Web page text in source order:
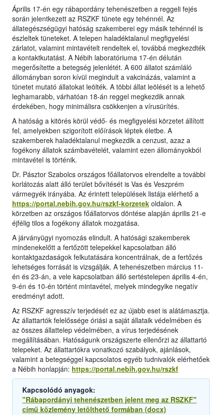
Április 17-én egy rábapordány tehenészetben a reggeli fejés
során jelentkezett az RSZKF tünete egy tehénnél. Az
állategészségügyi hatóság szakemberei egy másik tehénnél is
észleltek tüneteket. A telepen haladéktalanul megfigyelési
zárlatot, valamint mintavételt rendeltek el, továbbá megkezdték
a kontaktkutatást. A Nébih laboratóriuma 17-én délután
megerősítette a betegség jelenlétét. A 600 állatot számláló
állományban soron kívül megindult a vakcinázás, valamint a
tünetet mutató állatokat leölték. A többi állat leölését is a lehető
leghamarabb, várhatóan 18-án reggel megkezdik annak
érdekében, hogy minimálisra csökkenjen a vírusürítés.
A hatóság a kitörés körül védő- és megfigyelési körzetet állított
fel, amelyekben szigorított előírások léptek életbe. A
szakemberek haladéktalanul megkezdik a cenzust, azaz a
fogékony állatok számbavételét, valamint ezen állományokból
mintavétel is történik.
Dr. Pásztor Szabolcs országos főállatorvos elrendelte a további
korlátozás alatt álló terület bővítését is Vas és Veszprém
vármegyék irányába. Az érintett települések listája elérhető a
https://portal.nebih.gov.hu/rszkf-korzetek oldalon. A
körzetben az országos főállatorvos döntése alapján április 21-e
éjfélig tilos a fogékony állatok mozgatása.
A járványügyi nyomozás elindult. A hatósági szakemberek
mindenekelőtt a fertőzött telepekkel kapcsolatban álló
kontaktgazdaságok felkutatására koncentrálnak, de a fertőzés
lehetséges forrását is vizsgálják. A tehenészetben március 11-
én és 23-án, a vele kapcsolatban álló sertéstelepen április 4-én,
9-én és 10-én történt mintavétel, melyek mindegyike negatív
eredményt adott.
Az RSZKF agresszív terjedését ez az újabb eset is alátámasztja.
Az állattartók felelőssége óriási a saját állataik védelmében és
az összes állattelep védelmében, a vírus terjedésének
megállításában. Hatóságunk országszerte ellenőrzi az állattartó
telepeket. Az állattartókra vonatkozó szabályok, ajánlások,
valamint a betegséggel kapcsolatos egyéb tudnivalók elérhetőek
a Nébih honlapján: https://portal.nebih.gov.hu/rszkf
Kapcsolódó anyagok:
"Rábapordányi tehenészetben jelent meg az RSZKF"
című közlemény letölthető formában (docx)